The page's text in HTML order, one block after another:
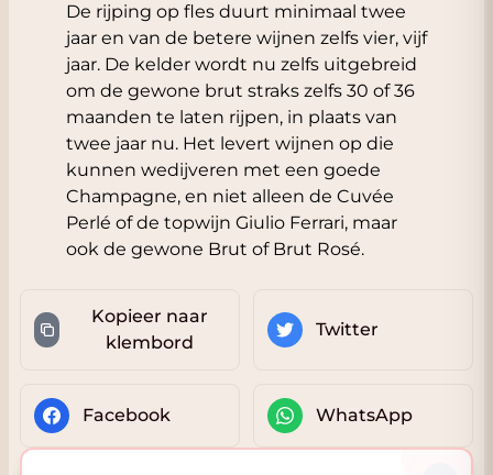
De rijping op fles duurt minimaal twee
jaar en van de betere wijnen zelfs vier, vijf
jaar. De kelder wordt nu zelfs uitgebreid
om de gewone brut straks zelfs 30 of 36
maanden te laten rijpen, in plaats van
twee jaar nu. Het levert wijnen op die
kunnen wedijveren met een goede
Champagne, en niet alleen de Cuvée
Perlé of de topwijn Giulio Ferrari, maar
ook de gewone Brut of Brut Rosé.
Kopieer naar
klembord
Twitter
Facebook WhatsApp